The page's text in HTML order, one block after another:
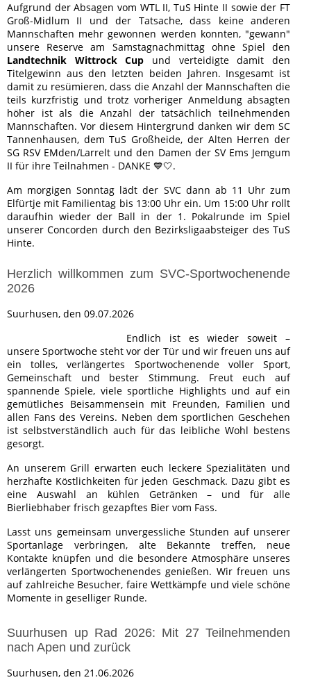
Aufgrund der Absagen vom WTL II, TuS Hinte II sowie der FT
Groß-Midlum II und der Tatsache, dass keine anderen
Mannschaften mehr gewonnen werden konnten, "gewann"
unsere Reserve am Samstagnachmittag ohne Spiel den
Landtechnik Wittrock Cup und verteidigte damit den
Titelgewinn aus den letzten beiden Jahren. Insgesamt ist
damit zu resümieren, dass die Anzahl der Mannschaften die
teils kurzfristig und trotz vorheriger Anmeldung absagten
höher ist als die Anzahl der tatsächlich teilnehmenden
Mannschaften. Vor diesem Hintergrund danken wir dem SC
Tannenhausen, dem TuS Großheide, der Alten Herren der
SG RSV EMden/Larrelt und den Damen der SV Ems Jemgum
II für ihre Teilnahmen - DANKE 💙🤍.
Am morgigen Sonntag lädt der SVC dann ab 11 Uhr zum
Elfürtje mit Familientag bis 13:00 Uhr ein. Um 15:00 Uhr rollt
daraufhin wieder der Ball in der 1. Pokalrunde im Spiel
unserer Concorden durch den Bezirksligaabsteiger des TuS
Hinte.
Herzlich willkommen zum SVC-Sportwochenende
2026
Suurhusen, den 09.07.2026
Endlich ist es wieder soweit –
unsere Sportwoche steht vor der Tür und wir freuen uns auf
ein tolles, verlängertes Sportwochenende voller Sport,
Gemeinschaft und bester Stimmung. Freut euch auf
spannende Spiele, viele sportliche Highlights und auf ein
gemütliches Beisammensein mit Freunden, Familien und
allen Fans des Vereins. Neben dem sportlichen Geschehen
ist selbstverständlich auch für das leibliche Wohl bestens
gesorgt.
An unserem Grill erwarten euch leckere Spezialitäten und
herzhafte Köstlichkeiten für jeden Geschmack. Dazu gibt es
eine Auswahl an kühlen Getränken – und für alle
Bierliebhaber frisch gezapftes Bier vom Fass.
Lasst uns gemeinsam unvergessliche Stunden auf unserer
Sportanlage verbringen, alte Bekannte treffen, neue
Kontakte knüpfen und die besondere Atmosphäre unseres
verlängerten Sportwochenendes genießen. Wir freuen uns
auf zahlreiche Besucher, faire Wettkämpfe und viele schöne
Momente in geselliger Runde.
Suurhusen up Rad 2026: Mit 27 Teilnehmenden
nach Apen und zurück
Suurhusen, den 21.06.2026